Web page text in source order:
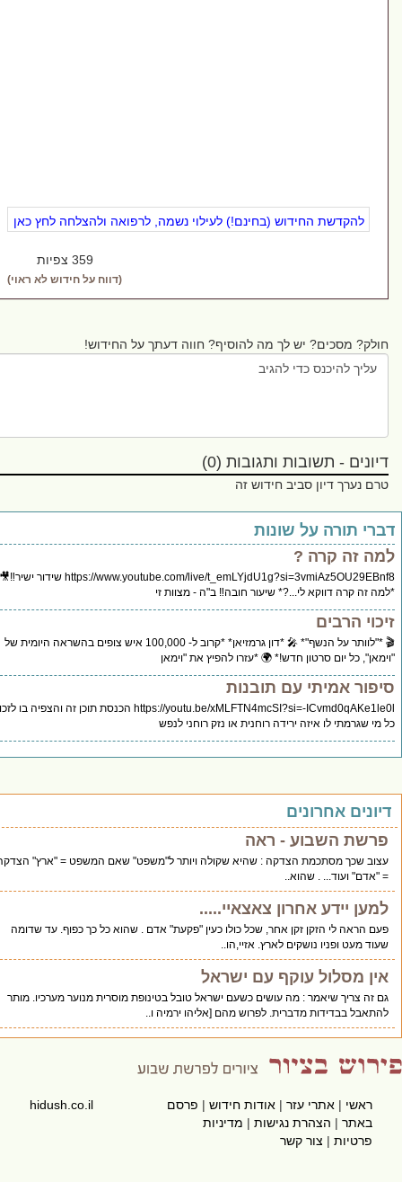
להקדשת החידוש (בחינם!) לעילוי נשמה, לרפואה ולהצלחה לחץ כאן
(דווח על חידוש לא ראוי)
מסכים? יש לך מה להוסיף? חווה דעתך על החידוש!
- תשובות ותגובות (0)
דיון סביב חידוש זה
תורה על שונות
קרה ?
https://www.youtube.com/live/t_emLYjdU1g?si=3vmiAz5OU29EBnf8 שידור ישיר‼️🎥
קרה דווקא לי...?* שיעור חובה‼️ ב"ה - מצוות זי
הרבים
🎬 *"לוותר על הנשף"* 🎤 *דון גרמזיאן* *קרוב ל- 100,000 איש צופים בהשראה היומית של
כל יום סרטון חדש!* 🌍 *עזרו להפיץ את "וימאן
אמיתי עם תובנות
https://youtu.be/xMLFTN4mcSI?si=-ICvmd0qAKe1le0l הכנסת תוכן זה והצפיה בו לזכות
לו איזה ירידה רוחנית או נזק רוחני לנפש
אחרונים
השבוע - ראה
שכך מסתכמת הצדקה : שהיא שקולה ויותר ל"משפט" שאם המשפט = "ארץ" הצדקה
ועוד... . שהוא..
יידע אחרון צאצאיי.....
לי הזקן זקן אחר, שכל כולו כעין "פקעת" אדם . שהוא כל כך כפוף. עד שדומה
ופניו נושקים לארץ. אזיי,הו..
מסלול עוקף עם ישראל
צריך שיאמר : מה עושים כשעם ישראל טובל בטינופת מוסרית מנוער מערכיו. מותר
בבדידות מדברית. לפרוש מהם [אליהו ירמיה ו..
אתרי עזר|אודות חידוש|פרסם
|הצהרת נגישות |מדיניות
|צור קשר
hidush.co.il